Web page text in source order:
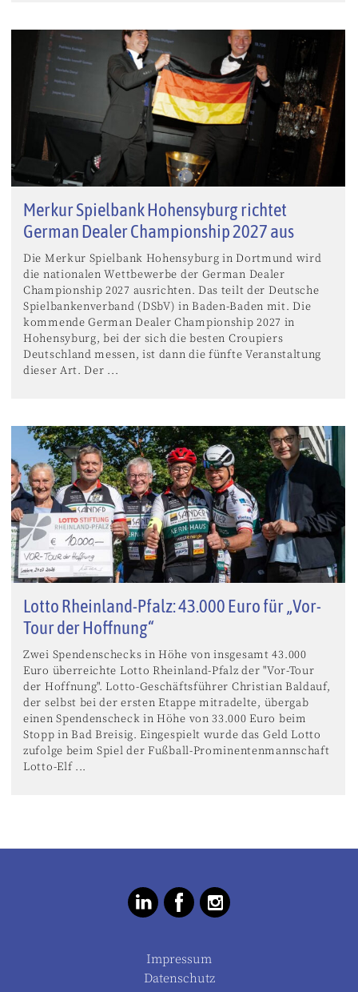
Merkur Spielbank Hohensyburg richtet
German Dealer Championship 2027 aus
Die Merkur Spielbank Hohensyburg in Dortmund wird
die nationalen Wettbewerbe der German Dealer
Championship 2027 ausrichten. Das teilt der Deutsche
Spielbankenverband (DSbV) in Baden-Baden mit. Die
kommende German Dealer Championship 2027 in
Hohensyburg, bei der sich die besten Croupiers
Deutschland messen, ist dann die fünfte Veranstaltung
dieser Art. Der ...
Lotto Rheinland-Pfalz: 43.000 Euro für „Vor-
Tour der Hoffnung“
Zwei Spendenschecks in Höhe von insgesamt 43.000
Euro überreichte Lotto Rheinland-Pfalz der "Vor-Tour
der Hoffnung". Lotto-Geschäftsführer Christian Baldauf,
der selbst bei der ersten Etappe mitradelte, übergab
einen Spendenscheck in Höhe von 33.000 Euro beim
Stopp in Bad Breisig. Eingespielt wurde das Geld Lotto
zufolge beim Spiel der Fußball-Prominentenmannschaft
Lotto-Elf ...
Impressum
Datenschutz